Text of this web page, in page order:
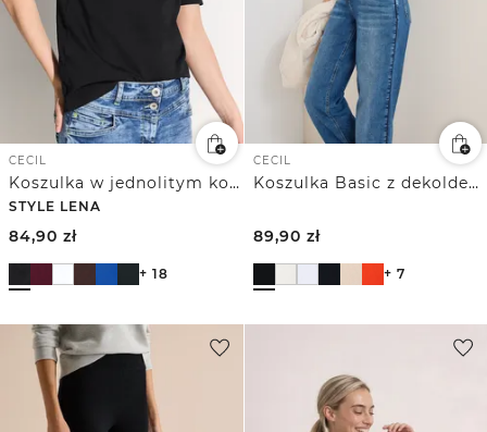
CECIL
Koszulka w jednolitym kolorze
STYLE LENA
84,90 zł
+ 18
CECIL
Koszulka Basic z dekoldem w łódkę
89,90 zł
+ 7